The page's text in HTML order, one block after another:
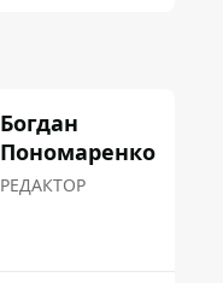
Богдан
Пономаренко
РЕДАКТОР